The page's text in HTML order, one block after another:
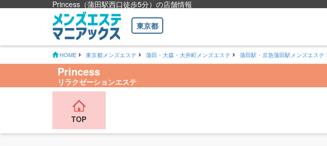
Princess（蒲田駅西口徒歩5分）の店舗情報
東京都
HOME 東京都メンズエステ 蒲田・大森・大井町メンズエステ 蒲田駅・京急蒲田駅メンズエステ
Princess
リラクゼーションエステ
TOP